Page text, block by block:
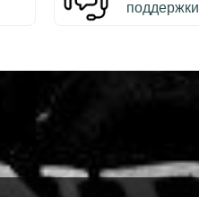
поддержки